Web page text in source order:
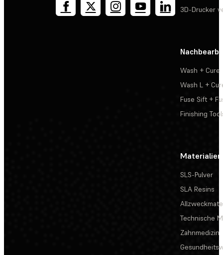
3D-Drucker
Wash + Cure
Wash L +
Fuse Sift +
Finishing
Materialien
SLS-Pulver
SLA Resins
Technische
Zahnmedizin